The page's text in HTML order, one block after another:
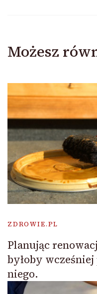
Możesz
ZDROWIE.PL
Planując
byłoby
niego.